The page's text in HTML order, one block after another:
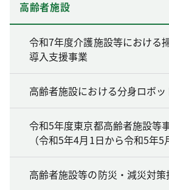
高齢者施設
令和7年度介護施設等における
導入支援事業
高齢者施設における分身ロボ
令和5年度東京都高齢者施設等
（令和5年4月1日から令和5年5
高齢者施設等の防災・減災対策